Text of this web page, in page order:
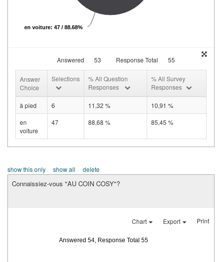
en voiture: 47 / 88.68%
Answered 53 Response Total 55
Answer
Choice
Selections
% All Question
Responses
% All Survey
Responses
à pied 6 11,32 %
10,91 %
en
voiture
47 88,68 % 85,45 %
show this only show all delete
Connaissiez-vous "AU COIN COSY"?
Chart Export Print
Answered 54, Response Total 55